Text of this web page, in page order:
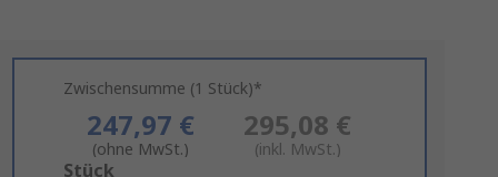
Zwischensumme (1 Stück)*
247,97 €
(ohne MwSt.)
295,08 €
(inkl. MwSt.)
Add
Stück